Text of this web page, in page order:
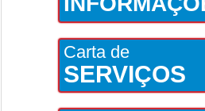
Carta de
SERVIÇOS